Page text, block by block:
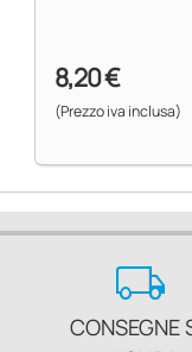
8,20 €
(Prezzo iva inclusa)
local_shipping
CONSEGNE